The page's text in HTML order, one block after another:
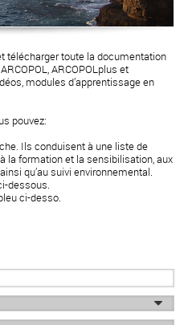
télécharger toute la documentation
ARCOPOLplus et
modules d’apprentissage en
pouvez:
Ils conduisent à une liste de
la formation et la sensibilisation, aux
qu’au suivi environnemental.
dessous.
ci-desso.